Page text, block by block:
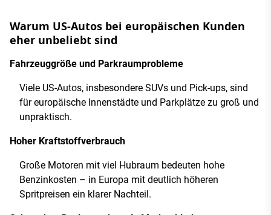
Warum US-Autos bei europäischen Kunden
eher unbeliebt sind
Fahrzeuggröße und Parkraumprobleme
Viele US-Autos, insbesondere SUVs und Pick-ups, sind
für europäische Innenstädte und Parkplätze zu groß und
unpraktisch.
Hoher Kraftstoffverbrauch
Große Motoren mit viel Hubraum bedeuten hohe
Benzinkosten – in Europa mit deutlich höheren
Spritpreisen ein klarer Nachteil.